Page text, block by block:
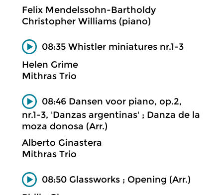
Felix Mendelssohn-Bartholdy
Christopher Williams (piano)
08:35 Whistler miniatures nr.1-3
Helen Grime
Mithras Trio
08:46 Dansen voor piano, op.2,
nr.1-3, 'Danzas argentinas' ; Danza de la
moza donosa (Arr.)
Alberto Ginastera
Mithras Trio
08:50 Glassworks ; Opening (Arr.)